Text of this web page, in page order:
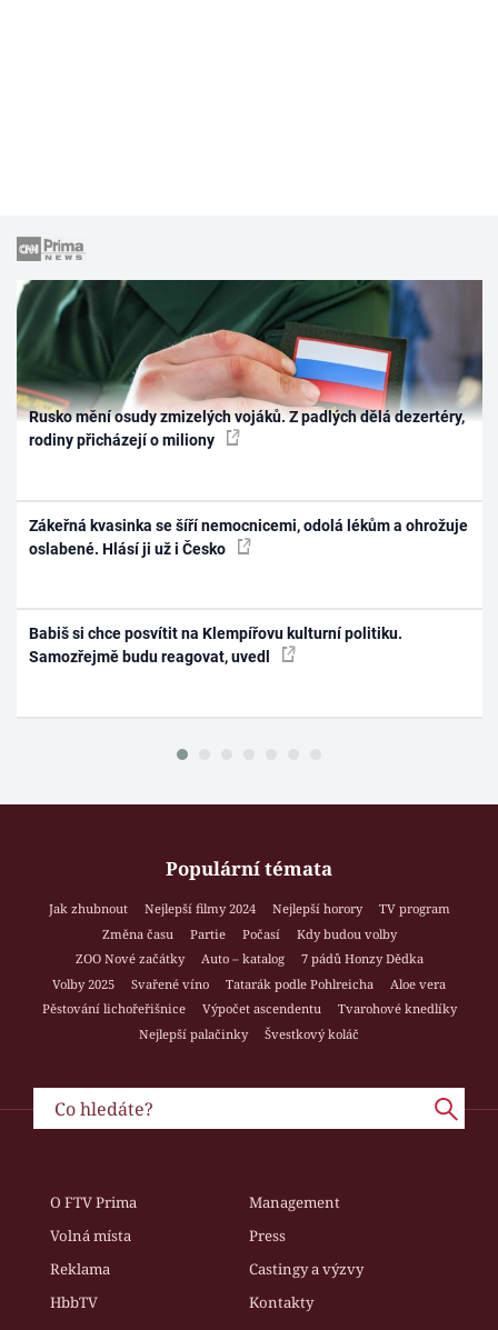
Rusko mění osudy zmizelých vojáků. Z padlých dělá dezertéry,
rodiny přicházejí o miliony
Zákeřná kvasinka se šíří nemocnicemi, odolá lékům a ohrožuje
oslabené. Hlásí ji už i Česko
Babiš si chce posvítit na Klempířovu kulturní politiku.
Samozřejmě budu reagovat, uvedl
Populární témata
Jak zhubnout Nejlepší filmy 2024 Nejlepší horory
TV program
Změna času
Partie Počasí
Kdy budou volby
ZOO Nové začátky
Auto – katalog
7 pádů Honzy Dědka
Volby 2025
Svařené víno Tatarák podle Pohlreicha
Aloe vera
Pěstování lichořeřišnice
Výpočet ascendentu
Tvarohové knedlíky
Nejlepší palačinky
Švestkový koláč
O FTV Prima
Management
Volná místa
Press
Reklama
Castingy a výzvy
HbbTV
Kontakty